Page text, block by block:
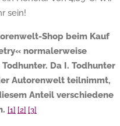
sein!
Shop beim Kauf
normalerweise
Todhunter. Da I. Todhunter
Autorenwelt teilnimmt,
Anteil verschiedene
[1] [2] [3]